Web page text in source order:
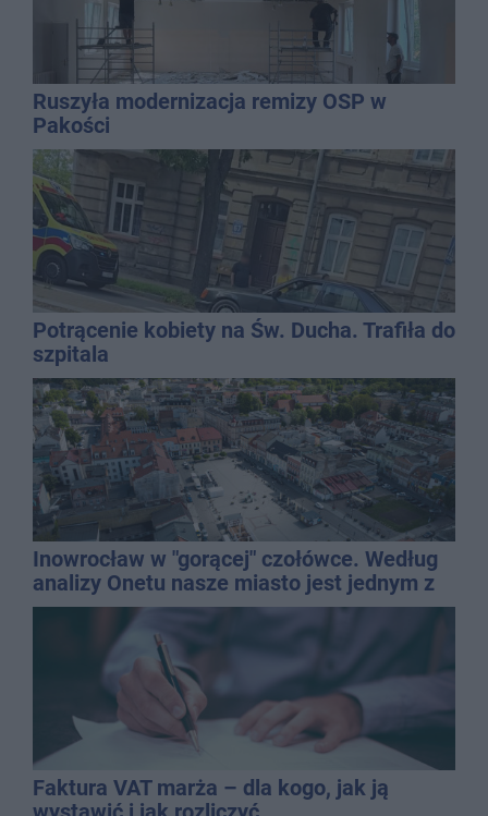
Ruszyła modernizacja remizy OSP w
Pakości
Potrącenie kobiety na Św. Ducha. Trafiła do
szpitala
Inowrocław w "gorącej" czołówce. Według
analizy Onetu nasze miasto jest jednym z
najbardziej narażonych na upały
Faktura VAT marża – dla kogo, jak ją